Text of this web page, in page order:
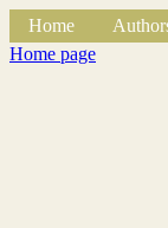
Home
Home page